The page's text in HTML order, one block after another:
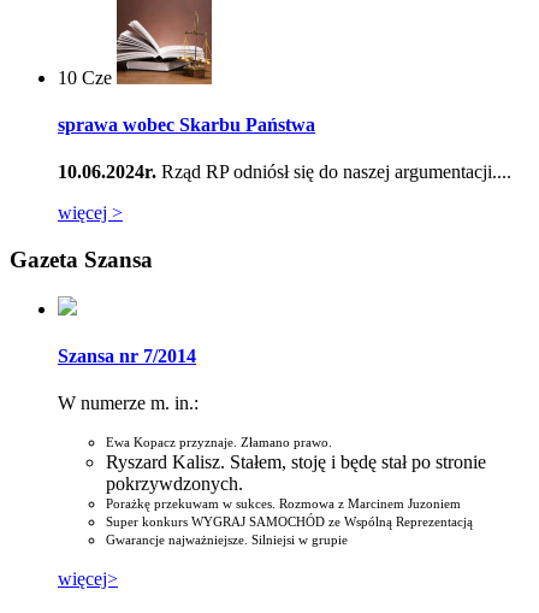
10 Cze
sprawa wobec Skarbu Państwa
10.06.2024r. Rząd RP odniósł się do naszej argumentacji....
więcej >
Gazeta Szansa
Szansa nr 7/2014
W numerze m. in.:
Ewa Kopacz przyznaje. Złamano prawo.
Ryszard Kalisz. Stałem, stoję i będę stał po stronie
pokrzywdzonych.
Porażkę przekuwam w sukces. Rozmowa z Marcinem Juzoniem
Super konkurs WYGRAJ SAMOCHÓD ze Wspólną Reprezentacją
Gwarancje najważniejsze. Silniejsi w grupie
więcej>